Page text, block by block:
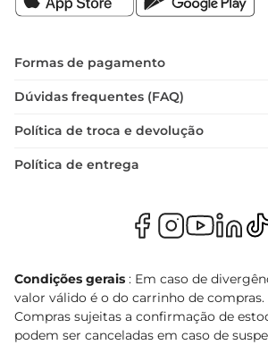
Formas de pagamento
Dúvidas frequentes (FAQ)
Política de troca e devolução
Política de entrega
Condições gerais : Em caso de
valor válido é o do carrinho de
Compras sujeitas a confirmação de
podem ser canceladas em caso de